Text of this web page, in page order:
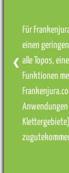
Für
einen
alle Topos,
Funktionen
❮